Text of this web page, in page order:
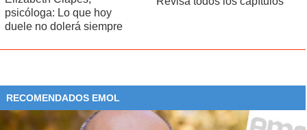
psicóloga: Lo que hoy
duele no dolerá siempre
RECOMENDADOS EMOL